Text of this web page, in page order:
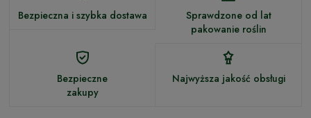
Bezpieczna i szybka dostawa
Sprawdzone od lat
pakowanie roślin
Bezpieczne
zakupy
Najwyższa jakość obsługi